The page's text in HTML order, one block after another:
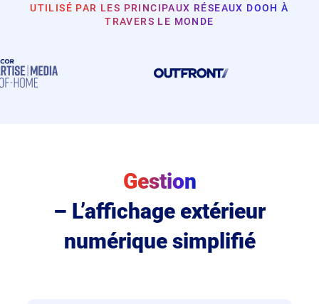
UTILISÉ PAR LES PRINCIPAUX RÉSEAUX DOOH À
TRAVERS LE MONDE
Planification
– L’affichage extérieur
numérique simplifié